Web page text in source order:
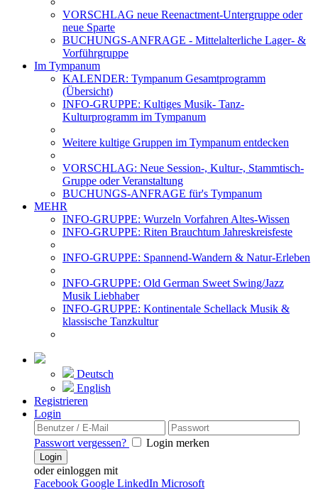
VORSCHLAG neue Reenactment-Untergruppe oder
neue Sparte
BUCHUNGS-ANFRAGE - Mittelalterliche Lager- &
Vorführgruppe
Im Tympanum
KALENDER: Tympanum Gesamtprogramm
(Übersicht)
INFO-GRUPPE: Kultiges Musik- Tanz-
Kulturprogramm im Tympanum
Weitere kultige Gruppen im Tympanum entdecken
VORSCHLAG: Neue Session-, Kultur-, Stammtisch-
Gruppe oder Veranstaltung
BUCHUNGS-ANFRAGE für's Tympanum
MEHR
INFO-GRUPPE: Wurzeln Vorfahren Altes-Wissen
INFO-GRUPPE: Riten Brauchtum Jahreskreisfeste
INFO-GRUPPE: Spannend-Wandern & Natur-Erleben
INFO-GRUPPE: Old German Sweet Swing/Jazz
Musik Liebhaber
INFO-GRUPPE: Kontinentale Schellack Musik &
klassische Tanzkultur
Deutsch
English
Registrieren
Login
Passwort vergessen? Login merken
Login
oder einloggen mit
Facebook Google LinkedIn Microsoft